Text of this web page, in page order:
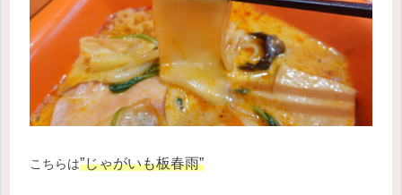
こちらは”じゃがいも板春雨”